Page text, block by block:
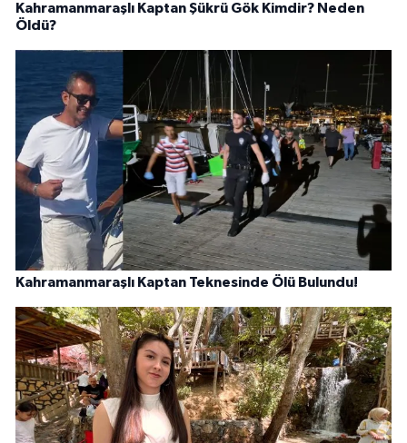
Kahramanmaraşlı Kaptan Şükrü Gök Kimdir? Neden
Öldü?
Kahramanmaraşlı Kaptan Teknesinde Ölü Bulundu!